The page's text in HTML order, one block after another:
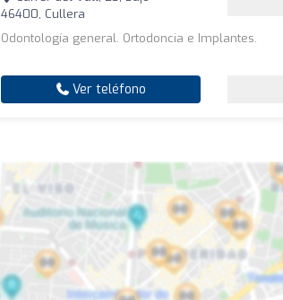
46400, Cullera
Odontología general. Ortodoncia e Implantes.
Ver teléfono